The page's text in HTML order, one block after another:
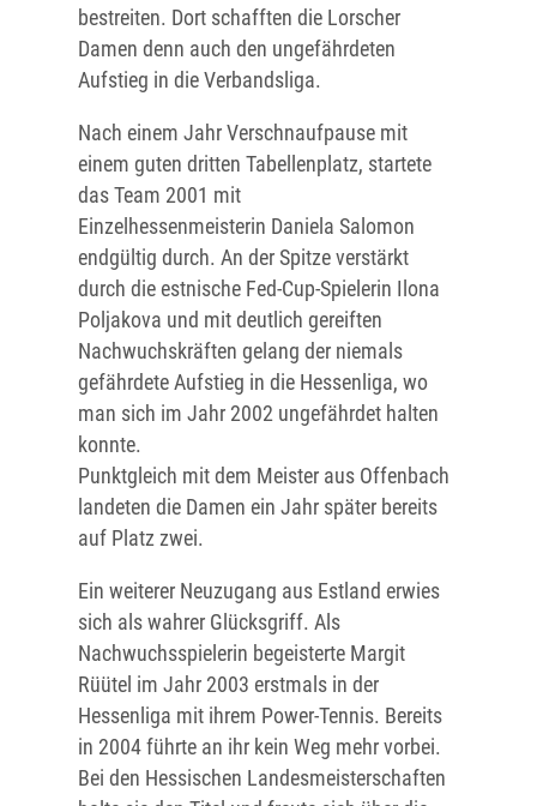
bestreiten. Dort schafften die Lorscher
Damen denn auch den ungefährdeten
Aufstieg in die Verbandsliga.
Nach einem Jahr Verschnaufpause mit
einem guten dritten Tabellenplatz, startete
das Team 2001 mit
Einzelhessenmeisterin Daniela Salomon
endgültig durch. An der Spitze verstärkt
durch die estnische Fed-Cup-Spielerin Ilona
Poljakova und mit deutlich gereiften
Nachwuchskräften gelang der niemals
gefährdete Aufstieg in die Hessenliga, wo
man sich im Jahr 2002 ungefährdet halten
konnte.
Punktgleich mit dem Meister aus Offenbach
landeten die Damen ein Jahr später bereits
auf Platz zwei.
Ein weiterer Neuzugang aus Estland erwies
sich als wahrer Glücksgriff. Als
Nachwuchsspielerin begeisterte Margit
Rüütel im Jahr 2003 erstmals in der
Hessenliga mit ihrem Power-Tennis. Bereits
in 2004 führte an ihr kein Weg mehr vorbei.
Bei den Hessischen Landesmeisterschaften